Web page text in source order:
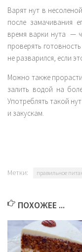
Варят нут в
после замачивания
время варки нута —
проверять
не разварился, если
Можно также
залить водой на
Употреблять такой
и закускам.
Метки: правильное
ПОХОЖЕЕ ...